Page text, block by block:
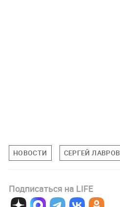
НОВОСТИ СЕРГЕЙ ЛАВРОВ
Подписаться на LIFE